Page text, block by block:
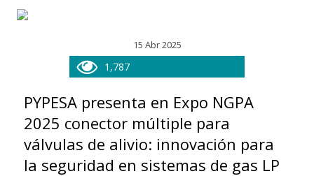
15 Abr 2025
1,787
PYPESA presenta en Expo NGPA
2025 conector múltiple para
válvulas de alivio: innovación para
la seguridad en sistemas de gas LP